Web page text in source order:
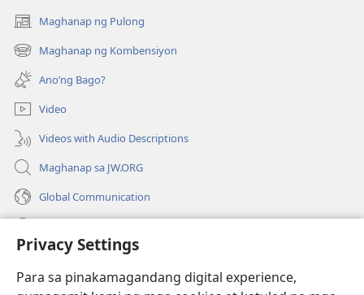
Privacy Settings
Para sa pinakamagandang digital experience,
Maghanap ng Pulong
(may
bubukas
na
bagong
window)
Maghanap ng Kombensiyon
(may
bubukas
na
bagong
window)
Ano’ng Bago?
Video
Videos with Audio Descriptions
Maghanap sa JW.ORG
Global Communication
(may